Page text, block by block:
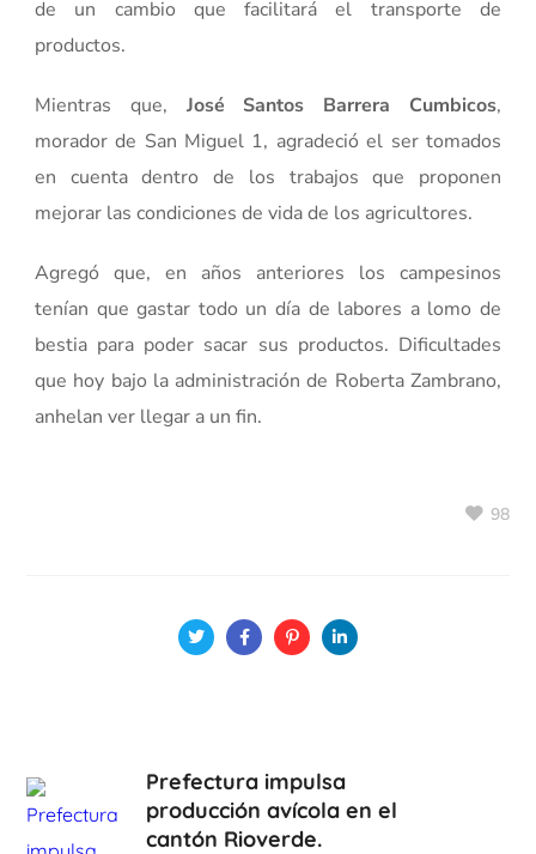
de un cambio que facilitará el transporte de
productos.
Mientras que, José Santos Barrera Cumbicos,
morador de San Miguel 1, agradeció el ser tomados
en cuenta dentro de los trabajos que proponen
mejorar las condiciones de vida de los agricultores.
Agregó que, en años anteriores los campesinos
tenían que gastar todo un día de labores a lomo de
bestia para poder sacar sus productos. Dificultades
que hoy bajo la administración de Roberta Zambrano,
anhelan ver llegar a un fin.
98
Prefectura impulsa
producción avícola en el
cantón Rioverde.